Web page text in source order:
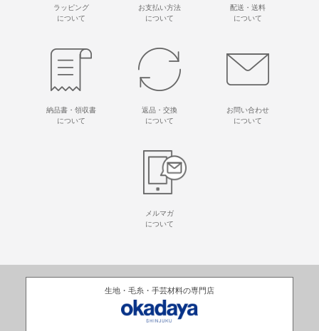
ラッピング
について
お支払い方法
について
配送・送料
について
納品書・領収書
について
返品・交換
について
お問い合わせ
について
メルマガ
について
生地・毛糸・手芸材料の専門店